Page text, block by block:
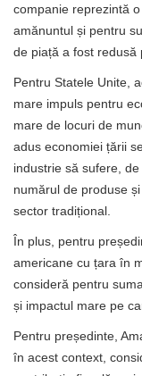
companie reprezintă
amănuntul și pentru
de piață a fost redusă
Pentru Statele Unite,
mare impuls pentru
mare de locuri de
adus economiei țării
industrie să sufere,
numărul de produse
sector tradițional.
În plus, pentru
americane cu țara în
consideră pentru
și impactul mare pe
Pentru președinte,
în acest context,